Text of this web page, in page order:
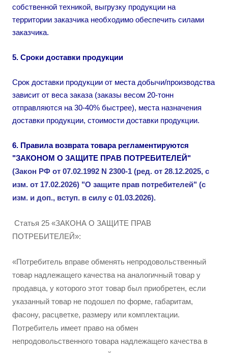
собственной техникой, выгрузку продукции на
территории заказчика необходимо обеспечить силами
заказчика.
5. Сроки доставки продукции
Срок доставки продукции от места добычи/производства
зависит от веса заказа (заказы весом 20-тонн
отправляются на 30-40% быстрее), места назначения
доставки продукции, стоимости доставки продукции.
6. Правила возврата товара регламентируются
"ЗАКОНОМ О ЗАЩИТЕ ПРАВ ПОТРЕБИТЕЛЕЙ"
(Закон РФ от 07.02.1992 N 2300-1 (ред. от 28.12.2025, с
изм. от 17.02.2026) "О защите прав потребителей" (с
изм. и доп., вступ. в силу с 01.03.2026).
Статья 25 «ЗАКОНА О ЗАЩИТЕ ПРАВ
ПОТРЕБИТЕЛЕЙ»:
«Потребитель вправе обменять непродовольственный
товар надлежащего качества на аналогичный товар у
продавца, у которого этот товар был приобретен, если
указанный товар не подошел по форме, габаритам,
фасону, расцветке, размеру или комплектации.
Потребитель имеет право на обмен
непродовольственного товара надлежащего качества в